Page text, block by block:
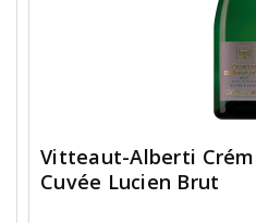
Vitteaut-Alberti
Cuvée Lucien Brut